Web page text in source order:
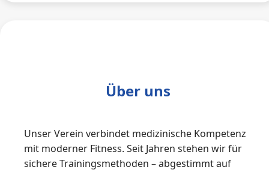
Über uns
Unser Verein verbindet medizinische Kompetenz
mit moderner Fitness. Seit Jahren stehen wir für
sichere Trainingsmethoden – abgestimmt auf